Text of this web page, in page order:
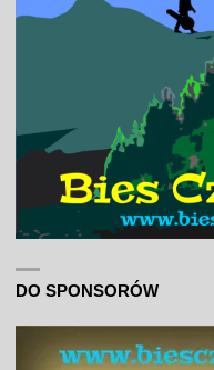
DO SPONSORÓW